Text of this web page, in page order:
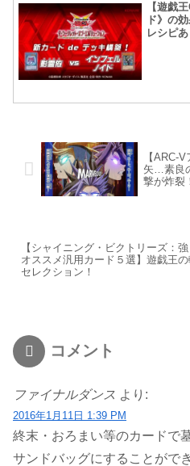
【遊戯
ド》の
レシピあ
【ARC-
矢…素良
撃が炸裂！
【シャイニング・ビクトリーズ：
オススメ汎用カード５選】遊戯王
セレクション！
コメント
ファイナルダンス より:
2016年1月11日 1:39 PM
終末・おろまい等のカードで
サンドバッグにすることがで